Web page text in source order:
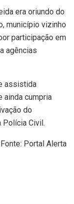
era oriundo do
município vizinho
participação em
agências
assistida
ainda cumpria
do
Polícia Civil.
Portal Alerta